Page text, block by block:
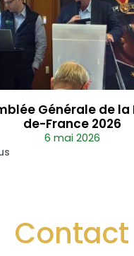
Générale de la
de-France 2026
6 mai 2026
Contact